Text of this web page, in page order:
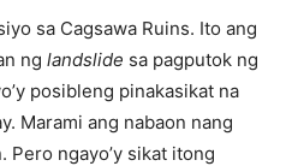
sa Cagsawa Ruins. Ito ang
ng landslide sa pagputok ng
posibleng pinakasikat na
Marami ang nabaon nang
Pero ngayo’y sikat itong